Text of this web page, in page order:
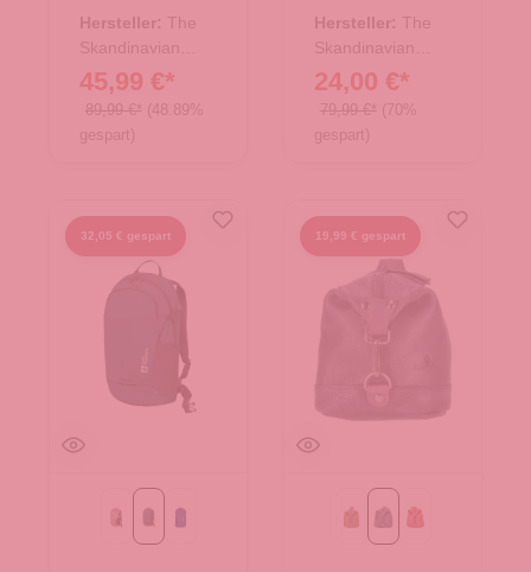
Hersteller: The
Skandinavian
Brand
45,99 €*
89,99 €* (48.89%
gespart)
Hersteller: The
Skandinavian
Brand
24,00 €*
79,99 €* (70%
gespart)
32,05 € gespart
hazel wood
midnight sky
vibrant blue
19,99 € gespart
Cognacblau rot